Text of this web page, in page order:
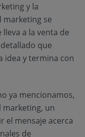
y la
marketing se
a la venta de
que
idea y termina con
ya mencionamos,
marketing, un
el mensaje acerca
de